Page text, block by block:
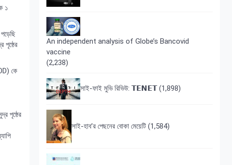
১
পৃষ্ঠের
কে
পৃষ্ঠের
An independent analysis of Globe’s Bancovid
vaccine
(2,238)
সাই-ফাই মুভি রিভিউ: 𝗧𝗘𝗡𝗘𝗧 (1,898)
সাই-হাব’র পেছনের বোকা মেয়েটি (1,584)